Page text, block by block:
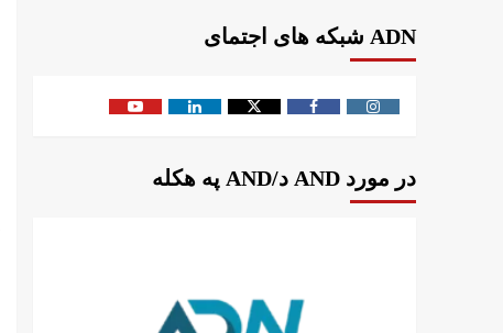
ADN شبکه های اجتمای
در مورد AND د/AND په هکله